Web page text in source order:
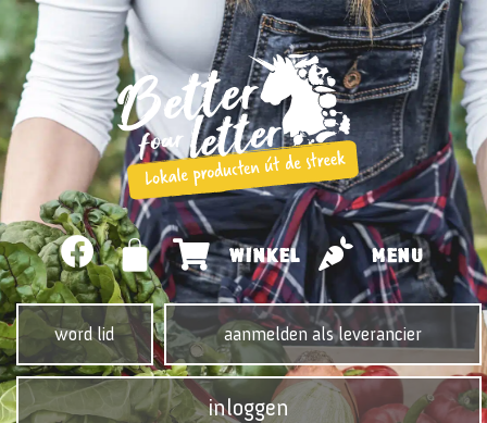
WINKEL MENU
word lid aanmelden als leverancier
inloggen